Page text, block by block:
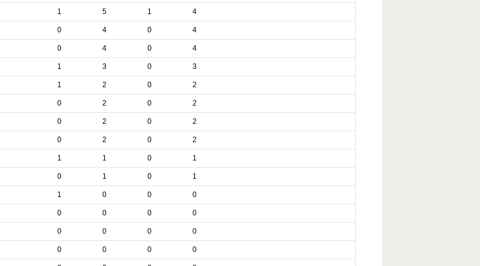
1 5 1 4
0 4 0 4
0 4 0 4
1 3 0 3
1 2 0 2
0 2 0 2
0 2 0 2
0 2 0 2
1 1 0 1
0 1 0 1
1 0 0 0
0 0 0 0
0 0 0 0
0 0 0 0